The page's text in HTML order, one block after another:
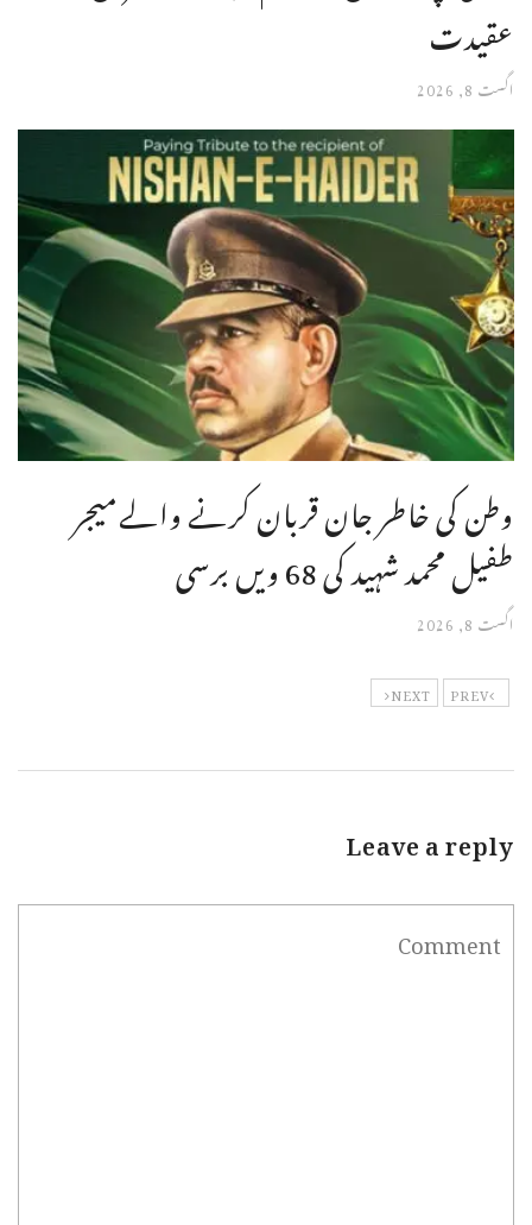
عقیدت
اگست 8, 2026
وطن کی خاطر جان قربان کرنے والےمیجر
طفیل محمد شہید کی 68 ویں برسی
اگست 8, 2026
PREV
NEXT
Leave a reply